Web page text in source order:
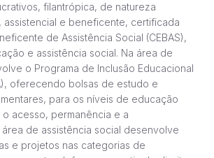
filantrópica, de natureza
assistencial e beneficente, certificada
de Assistência Social (CEBAS),
e assistência social. Na área de
o Programa de Inclusão Educacional
oferecendo bolsas de estudo e
para os níveis de educação
acesso, permanência e a
de assistência social desenvolve
e projetos nas categorias de